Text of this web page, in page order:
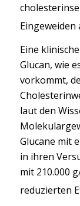
Eingeweiden
Eine
Glucan, wie
vorkommt,
laut den
Glucane mit
in ihren
mit 210.000
reduzierten